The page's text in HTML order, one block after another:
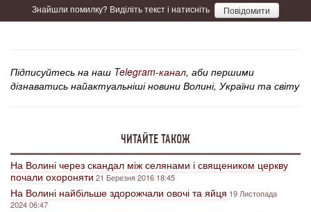
Знайшли помилку? Виділіть текст і натисніть Повідомити
Підписуйтесь на наш Telegram-канал, аби першими
дізнаватись найактуальніші новини Волині, України та світу
ЧИТАЙТЕ ТАКОЖ
На Волині через скандал між селянами і священиком церкву
почали охороняти21 Березня 2016 18:45
На Волині найбільше здорожчали овочі та яйця 19 Листопада
2024 06:47